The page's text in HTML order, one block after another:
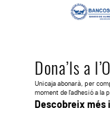
Dona’ls a
Unicaja abonarà, per
moment de l’adhesió a la
Descobreix més